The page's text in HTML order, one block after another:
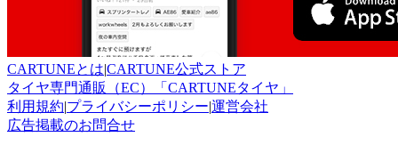
CARTUNEとは|CARTUNE公式ストア
タイヤ専門通販（EC）「CARTUNEタイヤ」
利用規約|プライバシーポリシー|運営会社
広告掲載のお問合せ